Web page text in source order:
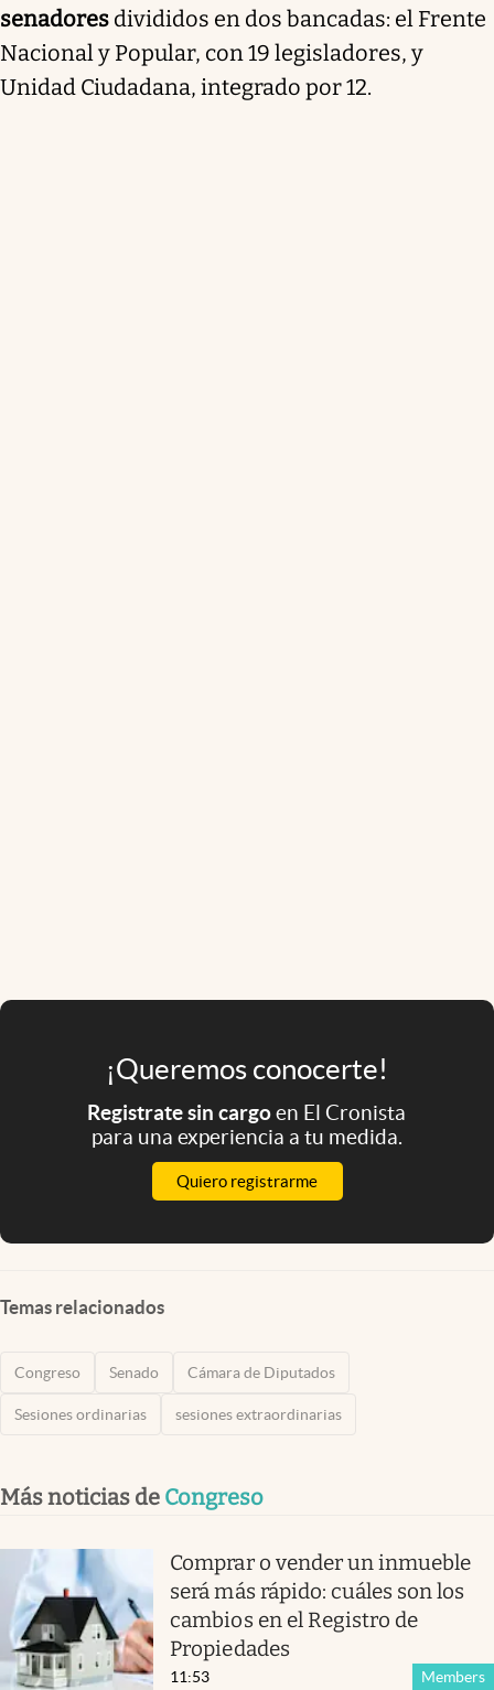
senadores divididos en dos bancadas: el Frente
Nacional y Popular, con 19 legisladores, y
Unidad Ciudadana, integrado por 12.
¡Queremos conocerte!
Registrate sin cargoen El Cronista
para una experiencia a tu medida.
Quiero registrarme
Temas relacionados
Congreso Senado Cámara de Diputados
Sesiones ordinarias sesiones extraordinarias
Más noticias de Congreso
Comprar o vender un inmueble
será más rápido: cuáles son los
cambios en el Registro de
Propiedades
Members
11:53